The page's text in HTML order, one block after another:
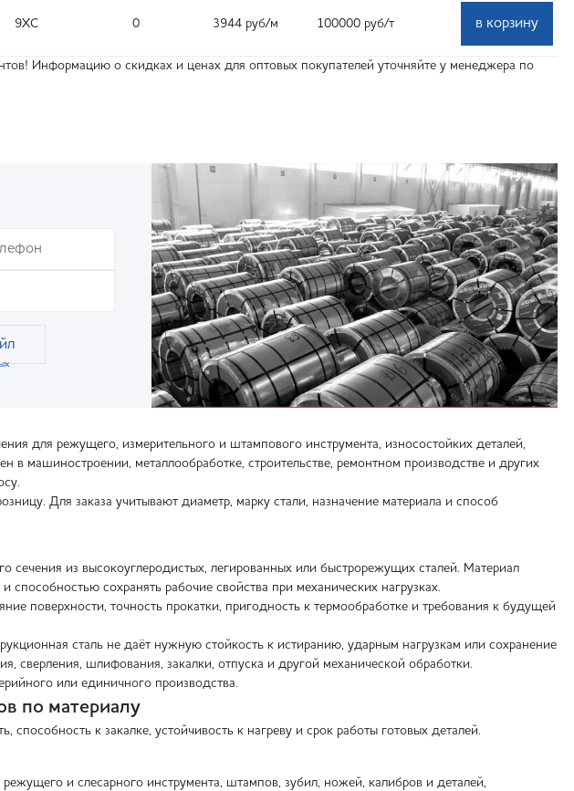
9ХС 0 3944 руб/м 100000 руб/т в корзину
Информацию о скидках и ценах для оптовых покупателей уточняйте у менеджера по
для режущего, измерительного и штампового инструмента, износостойких деталей,
в машиностроении, металлообработке, строительстве, ремонтном производстве и других
Для заказа учитывают диаметр, марку стали, назначение материала и способ
сечения из высокоуглеродистых, легированных или быстрорежущих сталей. Материал
способностью сохранять рабочие свойства при механических нагрузках.
поверхности, точность прокатки, пригодность к термообработке и требования к будущей
сталь не даёт нужную стойкость к истиранию, ударным нагрузкам или сохранение
сверления, шлифования, закалки, отпуска и другой механической обработки.
или единичного производства.
по материалу
способность к закалке, устойчивость к нагреву и срок работы готовых деталей.
и слесарного инструмента, штампов, зубил, ножей, калибров и деталей,